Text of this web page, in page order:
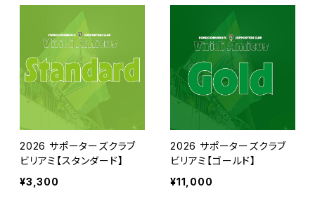
2026 サポーターズクラブ
ビリアミ【スタンダード】
¥3,300
2026 サポーターズクラブ
ビリアミ【ゴールド】
¥11,000